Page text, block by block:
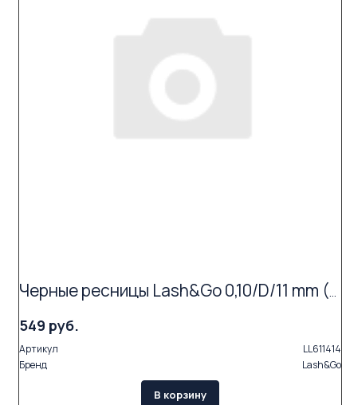
Черные ресницы Lash&Go 0,10/D/11 mm (16 линий)
549 руб.
Артикул
LL611414
Бренд
Lash&Go
В корзину